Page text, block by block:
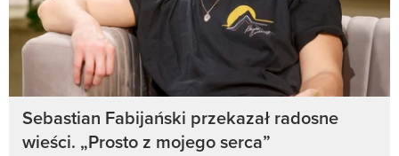
Sebastian Fabijański przekazał radosne
wieści. „Prosto z mojego serca”